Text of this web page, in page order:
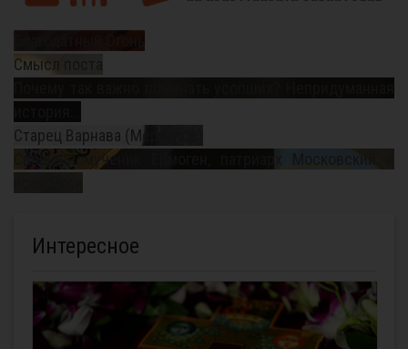
Смысл поста
Старец Варнава (Меркулов)
Священномученик Ермоген, патриарх Московский и
Интересное